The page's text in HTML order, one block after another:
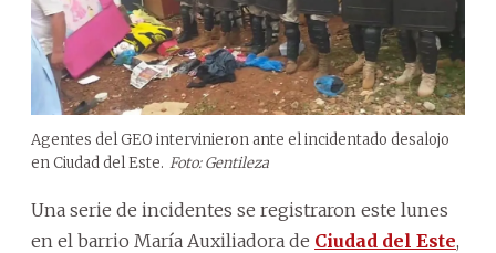
Agentes del GEO intervinieron ante el incidentado desalojo
en Ciudad del Este. Foto: Gentileza
Una serie de incidentes se registraron este lunes
en el barrio María Auxiliadora de Ciudad del Este,